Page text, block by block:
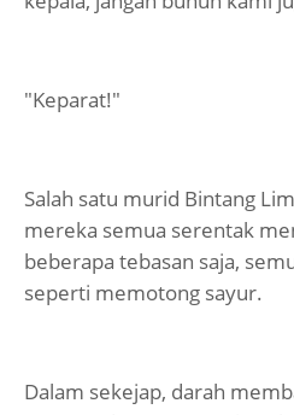
"Keparat!"
Salah satu murid Bintang
mereka semua serentak
beberapa tebasan saja,
seperti memotong sayur.
Dalam sekejap, darah